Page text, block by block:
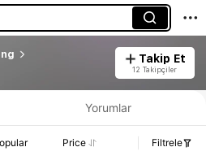
Takip Et
12 Takipçiler
Yorumlar
Price Filtrele